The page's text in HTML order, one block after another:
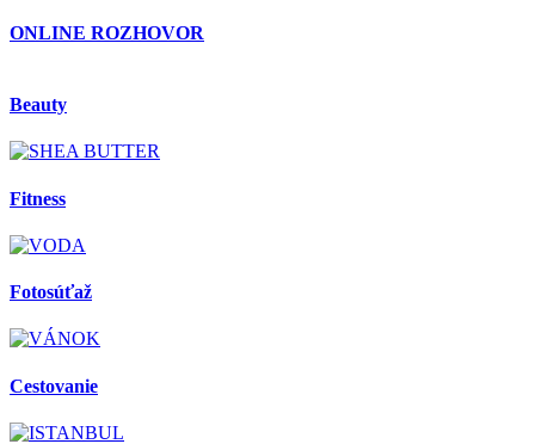
ONLINE ROZHOVOR
Beauty
Fitness
Fotosúťaž
Cestovanie